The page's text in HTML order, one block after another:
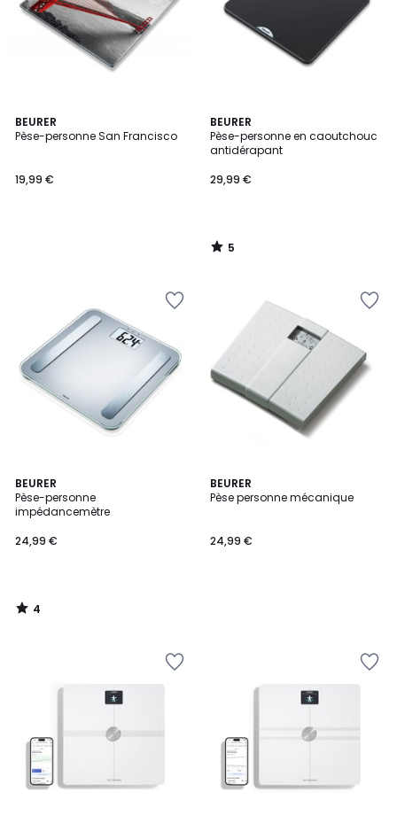
BEURER
Pèse-personne San Francisco
19,99 €
BEURER
Pèse-personne en caoutchouc
antidérapant
29,99 €
5
/
5
5
/
BEURER
Pèse-personne
impédancemètre
24,99 €
4
/
5
4
/
BEURER
Pèse personne mécanique
24,99 €